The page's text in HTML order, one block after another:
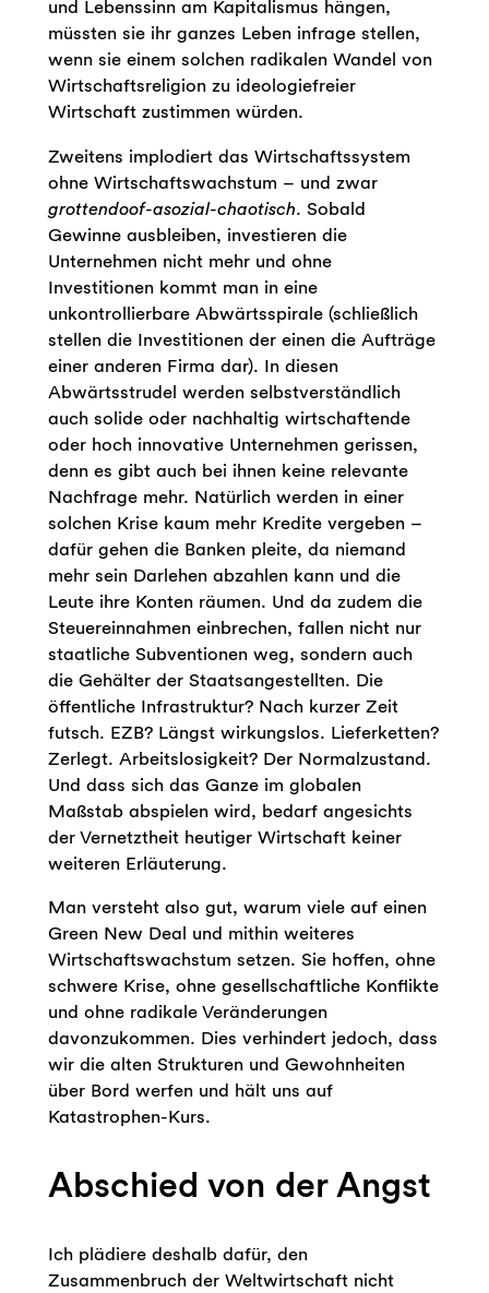
und Lebenssinn am Kapitalismus hängen,
müssten sie ihr ganzes Leben infrage stellen,
wenn sie einem solchen radikalen Wandel von
Wirtschaftsreligion zu ideologiefreier
Wirtschaft zustimmen würden.
Zweitens implodiert das Wirtschaftssystem
ohne Wirtschaftswachstum – und zwar
grottendoof-asozial-chaotisch. Sobald
Gewinne ausbleiben, investieren die
Unternehmen nicht mehr und ohne
Investitionen kommt man in eine
unkontrollierbare Abwärtsspirale (schließlich
stellen die Investitionen der einen die Aufträge
einer anderen Firma dar). In diesen
Abwärtsstrudel werden selbstverständlich
auch solide oder nachhaltig wirtschaftende
oder hoch innovative Unternehmen gerissen,
denn es gibt auch bei ihnen keine relevante
Nachfrage mehr. Natürlich werden in einer
solchen Krise kaum mehr Kredite vergeben –
dafür gehen die Banken pleite, da niemand
mehr sein Darlehen abzahlen kann und die
Leute ihre Konten räumen. Und da zudem die
Steuereinnahmen einbrechen, fallen nicht nur
staatliche Subventionen weg, sondern auch
die Gehälter der Staatsangestellten. Die
öffentliche Infrastruktur? Nach kurzer Zeit
futsch. EZB? Längst wirkungslos. Lieferketten?
Zerlegt. Arbeitslosigkeit? Der Normalzustand.
Und dass sich das Ganze im globalen
Maßstab abspielen wird, bedarf angesichts
der Vernetztheit heutiger Wirtschaft keiner
weiteren Erläuterung.
Man versteht also gut, warum viele auf einen
Green New Deal und mithin weiteres
Wirtschaftswachstum setzen. Sie hoffen, ohne
schwere Krise, ohne gesellschaftliche Konflikte
und ohne radikale Veränderungen
davonzukommen. Dies verhindert jedoch, dass
wir die alten Strukturen und Gewohnheiten
über Bord werfen und hält uns auf
Katastrophen-Kurs.
Abschied von der Angst
Ich plädiere deshalb dafür, den
Zusammenbruch der Weltwirtschaft nicht